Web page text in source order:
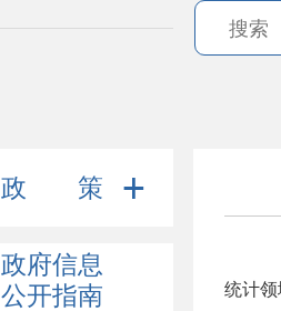
政 策
政府信息
公开指南
统计